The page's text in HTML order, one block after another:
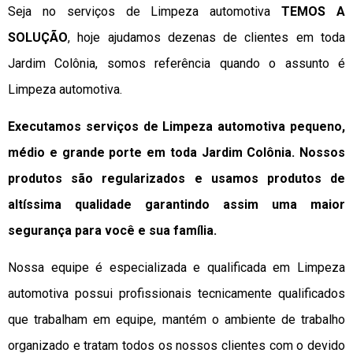
Seja no serviços de Limpeza automotivaTEMOS A
SOLUÇÃO, hoje ajudamos dezenas de clientes em toda
Jardim Colônia, somos referência quando o assunto é
Limpeza automotiva.
Executamos serviços de Limpeza automotiva pequeno,
médio e grande porte em toda Jardim Colônia. Nossos
produtos são regularizados e usamos produtos de
altíssima qualidade garantindo assim uma maior
segurança para você e sua família.
Nossa equipe é especializada e qualificada em Limpeza
automotiva possui profissionais tecnicamente qualificados
que trabalham em equipe, mantém o ambiente de trabalho
organizado e tratam todos os nossos clientes com o devido